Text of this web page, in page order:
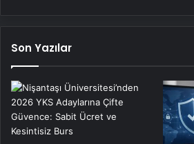
Son Yazılar